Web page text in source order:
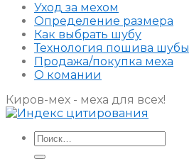
Уход за мехом
Определение размера
Как выбрать шубу
Технология пошива шубы
Продажа/покупка меха
О комании
Киров-мех - меха для всех!
Искать: